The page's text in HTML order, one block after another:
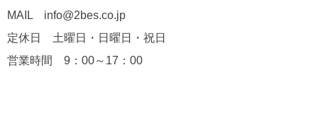
MAIL info@2bes.co.jp
定休日 土曜日・日曜日・祝日
営業時間 9：00～17：00